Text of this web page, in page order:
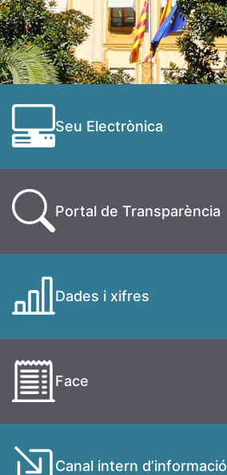
Seu Electrònica
Portal de Transparència
Dades i xifres
Face
Canal intern d’informació